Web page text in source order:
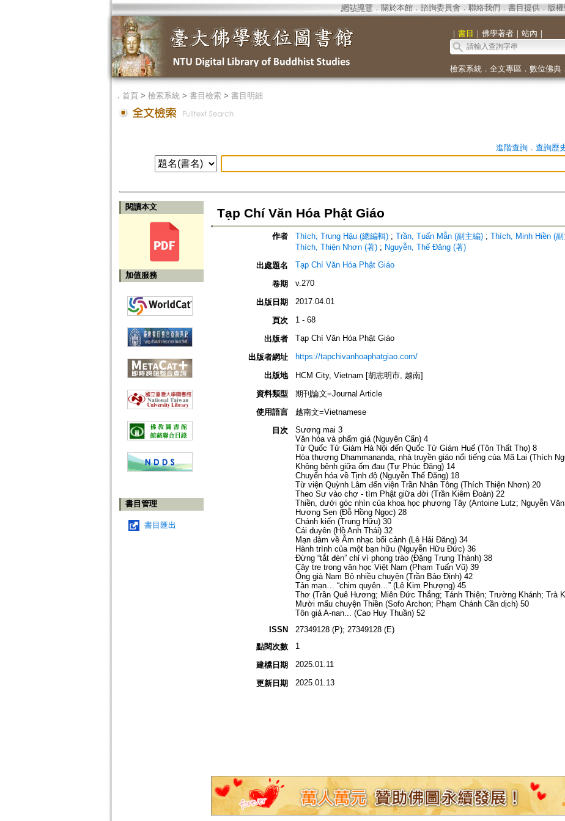
網站導覽 ． 關於本館． 諮詢委員會． 聯絡我們 ． 書目提供． 版
｜ 書目 ｜ 佛學著者｜ 站內 ｜
檢索系統． 全文專區 ． 數位佛典
． 首頁> 檢索系統> 書目檢索> 書目明細
進階查詢． 查詢歷
閱讀本文
加值服務
書目管理
書目匯出
Tạp Chí Văn Hóa Phật Giáo
作者 Thích, Trung Hậu (總編輯); Trần, Tuấn Mẫn (副主編); Thích, Minh Hiền (副
Thích, Thiện Nhơn (著); Nguyễn, Thế Đăng (著)
出處題名
Tạp Chí Văn Hóa Phật Giáo
卷期 v.270
出版日期 2017.04.01
頁次 1 - 68
出版者 Tạp Chí Văn Hóa Phật Giáo
出版者網址 https://tapchivanhoaphatgiao.com/
出版地
HCM City, Vietnam [胡志明市, 越南]
資料類型
期刊論文=Journal Article
使用語言
越南文=Vietnamese
目次
Sương mai 3
Văn hóa và phẩm giá (Nguyên Cẩn) 4
Từ Quốc Tử Giám Hà Nội đến Quốc Tử Giám Huế (Tôn Thất Thọ) 8
Hòa thượng Dhammananda, nhà truyền giáo nổi tiếng của Mã Lai (Thích
Không bệnh giữa ốm đau (Tự Phúc Đăng) 14
Chuyển hóa về Tịnh độ (Nguyễn Thế Đăng) 18
Từ viện Quỳnh Lâm đến viện Trần Nhân Tông (Thích Thiện Nhơn) 20
Theo Sư vào chợ - tìm Phật giữa đời (Trần Kiêm Đoàn) 22
Thiền, dưới góc nhìn của khoa học phương Tây (Antoine Lutz; Nguyễn
Hương Sen (Đỗ Hồng Ngọc) 28
Chánh kiến (Trung Hữu) 30
Cái duyên (Hồ Anh Thái) 32
Mạn đàm về Âm nhạc bối cảnh (Lê Hải Đăng) 34
Hành trình của một bạn hữu (Nguyễn Hữu Đức) 36
Đừng “tắt đèn” chỉ vì phong trào (Đặng Trung Thành) 38
Cây tre trong văn học Việt Nam (Phạm Tuấn Vũ) 39
Ông già Nam Bộ nhiều chuyện (Trần Bảo Định) 42
Tản mạn… “chim quyên…” (Lê Kim Phượng) 45
Thơ (Trần Quê Hương; Miên Đức Thắng; Tánh Thiện; Trường Khánh; Trà
Mười mẩu chuyện Thiền (Sofo Archon; Phạm Chánh Cần dịch) 50
Tôn giả A-nan... (Cao Huy Thuần) 52
ISSN
27349128 (P); 27349128 (E)
點閱次數
1
建檔日期 2025.01.11
更新日期 2025.01.13